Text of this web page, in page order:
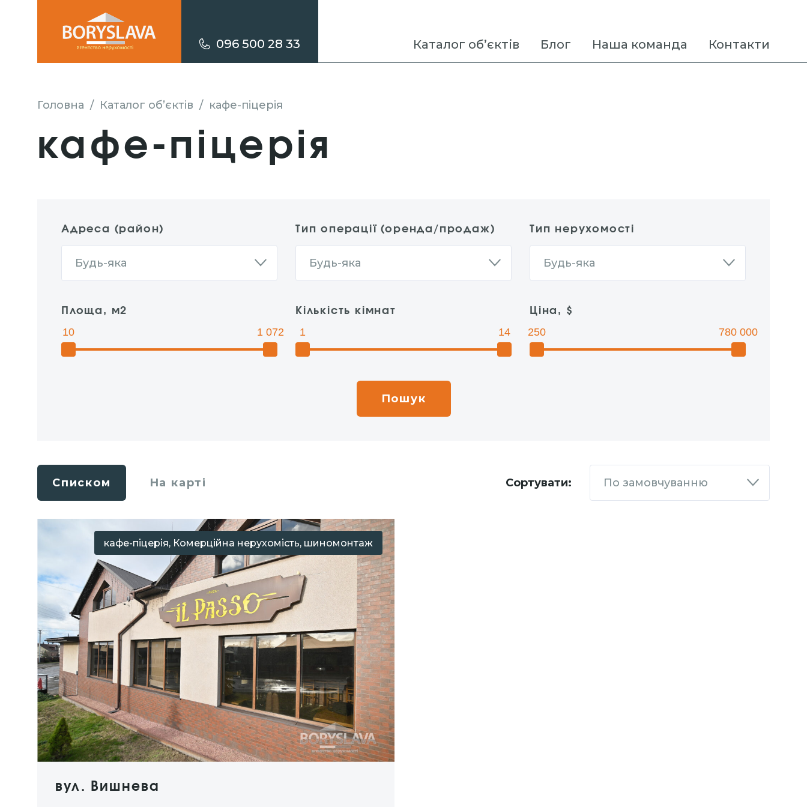
096 500 28 33 Каталог об’єктів Блог Наша команда Контакти
Головна / Каталог об’єктів / кафе-піцерія
кафе-піцерія
Адреса (район)
Будь-яка
Тип операції (оренда/продаж)
Будь-яка
Тип нерухомості
Будь-яка
Площа, м2
10 1 072
Кількість кімнат
1 14
Ціна, $
250 780 000
Списком На карті Сортувати: По замовчуванню
кафе-піцерія, Комерційна нерухомість, шиномонтаж
вул. Вишнева